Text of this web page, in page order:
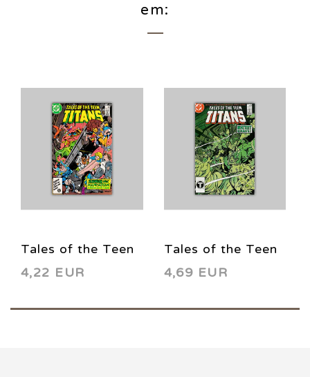
em:
Tales of the Teen
Titans 72 1986
4,22 EUR
Tales of the Teen
Titans 85 1988
4,69 EUR